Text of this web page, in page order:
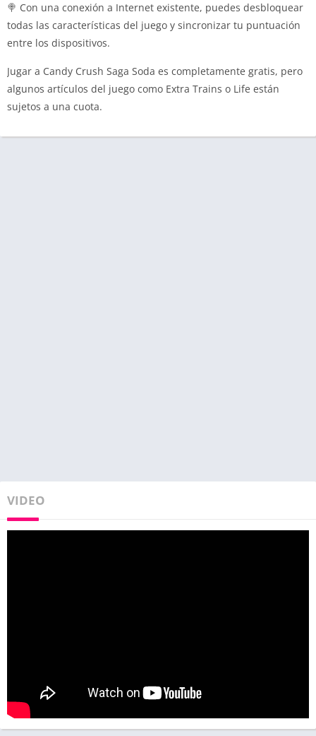
🍭 Con una conexión a Internet existente, puedes desbloquear
todas las características del juego y sincronizar tu puntuación
entre los dispositivos.
Jugar a Candy Crush Saga Soda es completamente gratis, pero
algunos artículos del juego como Extra Trains o Life están
sujetos a una cuota.
VIDEO